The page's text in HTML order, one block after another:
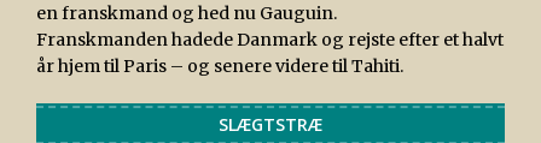
en franskmand og hed nu Gauguin.
Franskmanden hadede Danmark og rejste efter et halvt
år hjem til Paris – og senere videre til Tahiti.
SLÆGTSTRÆ